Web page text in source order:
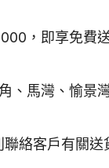
，即享免費
、馬灣、愉景
絡客戶有關送